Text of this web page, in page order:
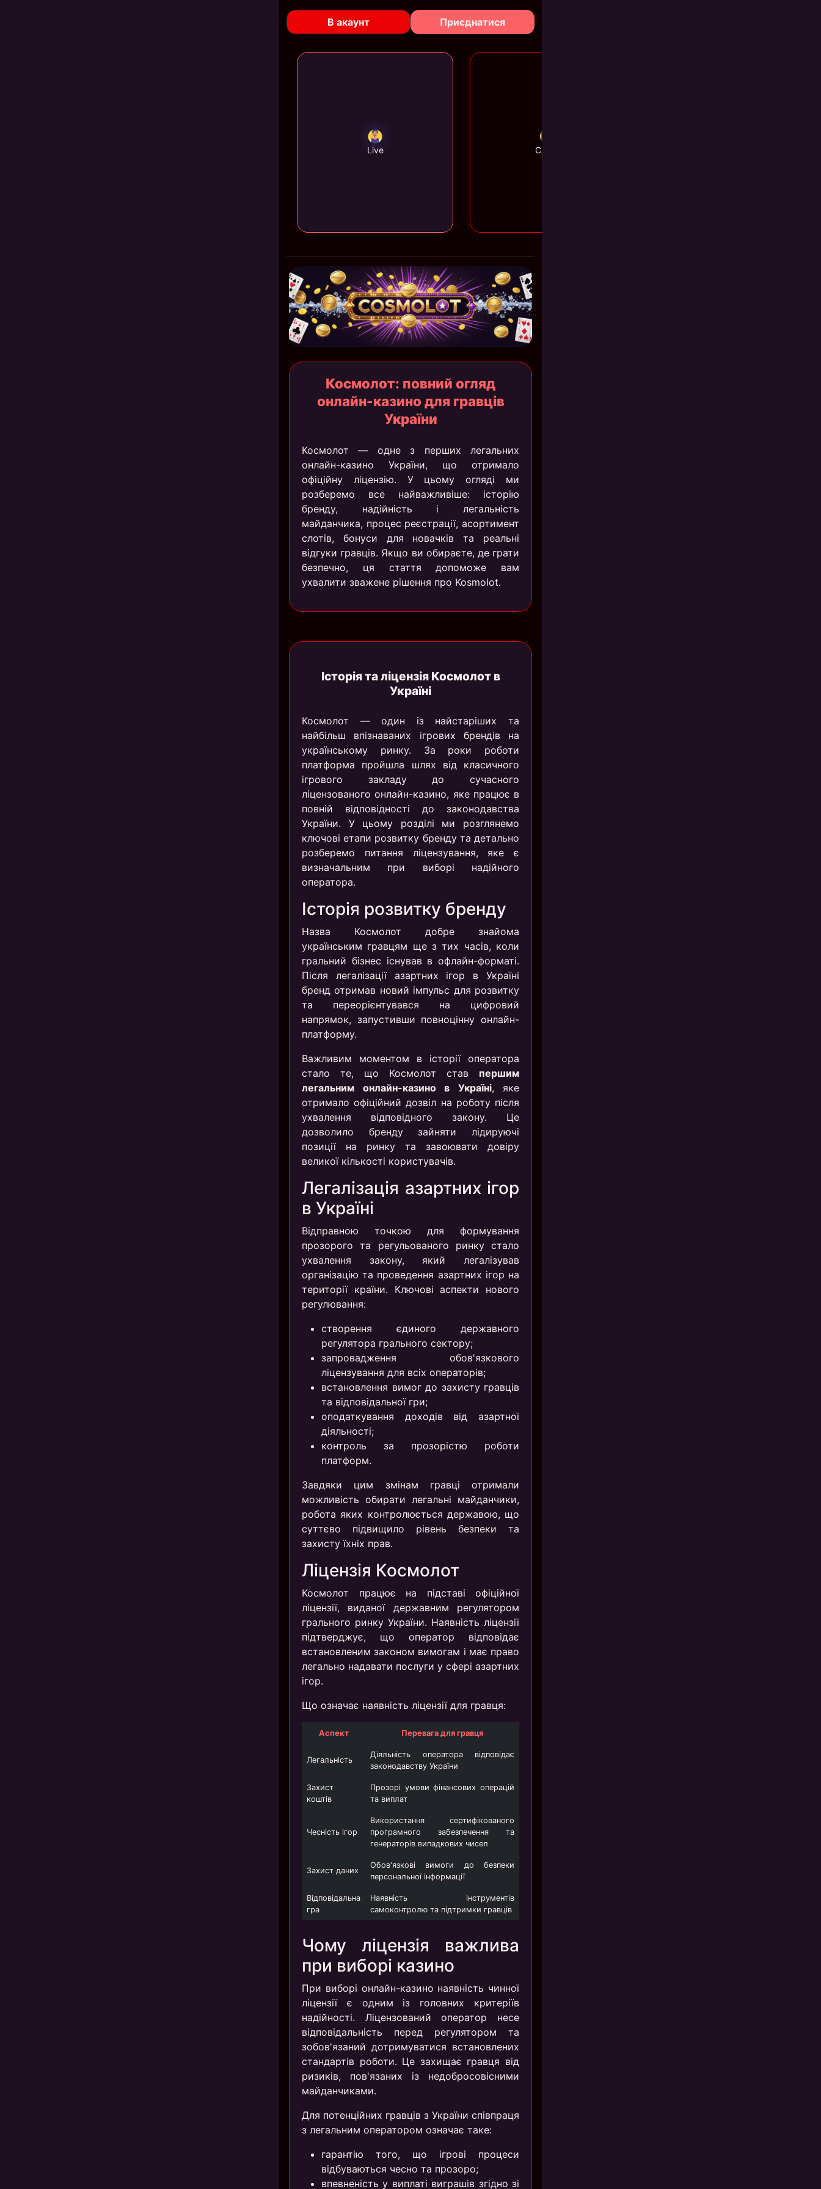
В акаунт Приєднатися
Live Слоти
Космолот: повний огляд
онлайн-казино для гравців
України
Космолот — одне з перших легальних
онлайн-казино України, що отримало
офіційну ліцензію. У цьому огляді ми
розберемо все найважливіше: історію
бренду, надійність і легальність
майданчика, процес реєстрації, асортимент
слотів, бонуси для новачків та реальні
відгуки гравців. Якщо ви обираєте, де грати
безпечно, ця стаття допоможе вам
ухвалити зважене рішення про Kosmolot.
Історія та ліцензія Космолот в
Україні
Космолот — один із найстаріших та
найбільш впізнаваних ігрових брендів на
українському ринку. За роки роботи
платформа пройшла шлях від класичного
ігрового закладу до сучасного
ліцензованого онлайн-казино, яке працює в
повній відповідності до законодавства
України. У цьому розділі ми розглянемо
ключові етапи розвитку бренду та детально
розберемо питання ліцензування, яке є
визначальним при виборі надійного
оператора.
Історія розвитку бренду
Назва Космолот добре знайома
українським гравцям ще з тих часів, коли
гральний бізнес існував в офлайн-форматі.
Після легалізації азартних ігор в Україні
бренд отримав новий імпульс для розвитку
та переорієнтувався на цифровий
напрямок, запустивши повноцінну онлайн-
платформу.
Важливим моментом в історії оператора
стало те, що Космолот став першим
легальним онлайн-казино в Україні, яке
отримало офіційний дозвіл на роботу після
ухвалення відповідного закону. Це
дозволило бренду зайняти лідируючі
позиції на ринку та завоювати довіру
великої кількості користувачів.
Легалізація азартних ігор
в Україні
Відправною точкою для формування
прозорого та регульованого ринку стало
ухвалення закону, який легалізував
організацію та проведення азартних ігор на
території країни. Ключові аспекти нового
регулювання:
створення єдиного державного
регулятора грального сектору;
запровадження обов'язкового
ліцензування для всіх операторів;
встановлення вимог до захисту гравців
та відповідальної гри;
оподаткування доходів від азартної
діяльності;
контроль за прозорістю роботи
платформ.
Завдяки цим змінам гравці отримали
можливість обирати легальні майданчики,
робота яких контролюється державою, що
суттєво підвищило рівень безпеки та
захисту їхніх прав.
Ліцензія Космолот
Космолот працює на підставі офіційної
ліцензії, виданої державним регулятором
грального ринку України. Наявність ліцензії
підтверджує, що оператор відповідає
встановленим законом вимогам і має право
легально надавати послуги у сфері азартних
ігор.
Що означає наявність ліцензії для гравця:
Аспект Перевага для гравця
Легальність
Діяльність оператора відповідає
законодавству України
Захист
коштів
Прозорі умови фінансових операцій
та виплат
Чесність ігор
Використання сертифікованого
програмного забезпечення та
генераторів випадкових чисел
Захист даних
Обов'язкові вимоги до безпеки
персональної інформації
Відповідальна
гра
Наявність інструментів
самоконтролю та підтримки гравців
Чому ліцензія важлива
при виборі казино
При виборі онлайн-казино наявність чинної
ліцензії є одним із головних критеріїв
надійності. Ліцензований оператор несе
відповідальність перед регулятором та
зобов'язаний дотримуватися встановлених
стандартів роботи. Це захищає гравця від
ризиків, пов'язаних із недобросовісними
майданчиками.
Для потенційних гравців з України співпраця
з легальним оператором означає таке:
гарантію того, що ігрові процеси
відбуваються чесно та прозоро;
впевненість у виплаті виграшів згідно зі